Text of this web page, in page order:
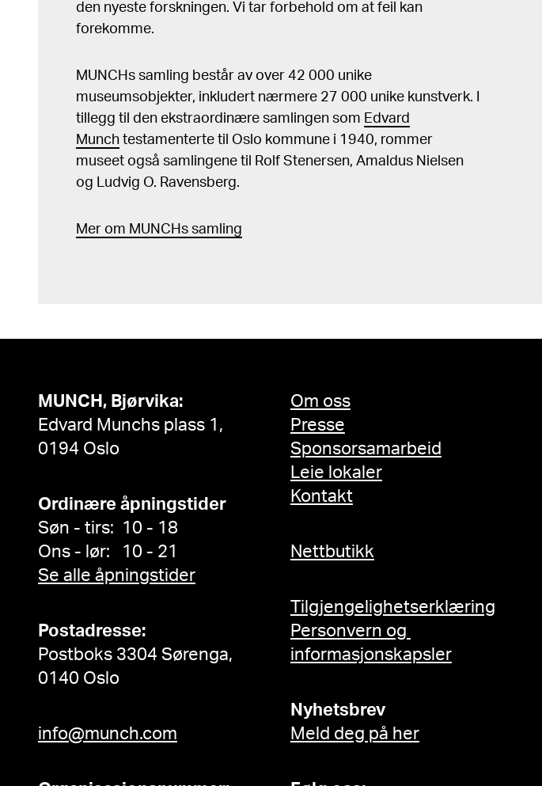
den nyeste forskningen. Vi tar forbehold om at feil kan
forekomme.
MUNCHs samling består av over 42 000 unike
museumsobjekter, inkludert nærmere 27 000 unike kunstverk. I
tillegg til den ekstraordinære samlingen som Edvard
Munch testamenterte til Oslo kommune i 1940, rommer
museet også samlingene til Rolf Stenersen, Amaldus Nielsen
og Ludvig O. Ravensberg.
Mer om MUNCHs samling
MUNCH, Bjørvika:
Edvard Munchs plass 1,
0194 Oslo
Ordinære åpningstider
Søn - tirs: 10 - 18
Ons - lør: 10 - 21
Se alle åpningstider
Postadresse:
Postboks 3304 Sørenga,
0140 Oslo
info@munch.com
Om oss
Presse
Sponsorsamarbeid
Leie lokaler
Kontakt
Nettbutikk
Tilgjengelighetserklæring
Personvern og
informasjonskapsler
Nyhetsbrev
Meld deg på her